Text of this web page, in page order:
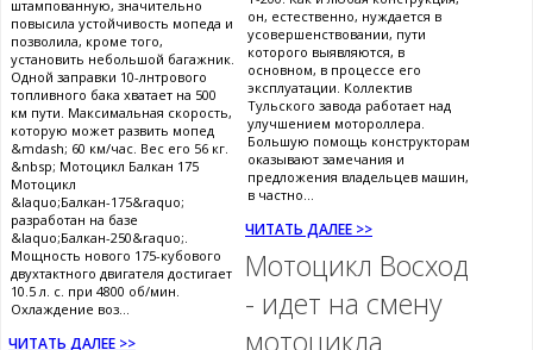
штампованную, значительно
повысила устойчивость мопеда и
позволила, кроме того,
установить небольшой багажник.
Одной заправки 10-лнтрового
топливного бака хватает на 500
км пути. Максимальная скорость,
которую может развить мопед
&mdash; 60 км/час. Вес его 56 кг.
&nbsp; Мотоцикл Балкан 175
Мотоцикл
&laquo;Балкан-175&raquo;
разработан на базе
&laquo;Балкан-250&raquo;.
Мощность нового 175-кубового
двухтактного двигателя достигает
10.5 л. с. при 4800 об/мин.
Охлаждение воз...
ЧИТАТЬ ДАЛЕЕ >>
он, естественно, нуждается в
усовершенствовании, пути
которого выявляются, в
основном, в процессе его
эксплуатации. Коллектив
Тульского завода работает над
улучшением мотороллера.
Большую помощь конструкторам
оказывают замечания и
предложения владельцев машин,
в частно...
ЧИТАТЬ ДАЛЕЕ >>
Мотоцикл Восход
- идет на смену
мотоцикла